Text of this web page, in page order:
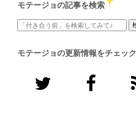
モテージョの記事を検索
モテージョの更新情報をチェック